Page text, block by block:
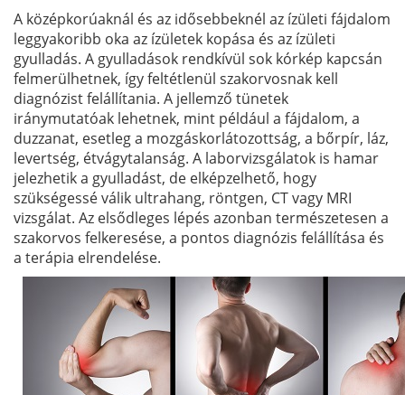
A középkorúaknál és az idősebbeknél az ízületi fájdalom
leggyakoribb oka az ízületek kopása és az ízületi
gyulladás. A gyulladások rendkívül sok kórkép kapcsán
felmerülhetnek, így feltétlenül szakorvosnak kell
diagnózist felállítania. A jellemző tünetek
iránymutatóak lehetnek, mint például a fájdalom, a
duzzanat, esetleg a mozgáskorlátozottság, a bőrpír, láz,
levertség, étvágytalanság. A laborvizsgálatok is hamar
jelezhetik a gyulladást, de elképzelhető, hogy
szükségessé válik ultrahang, röntgen, CT vagy MRI
vizsgálat. Az elsődleges lépés azonban természetesen a
szakorvos felkeresése, a pontos diagnózis felállítása és
a terápia elrendelése.